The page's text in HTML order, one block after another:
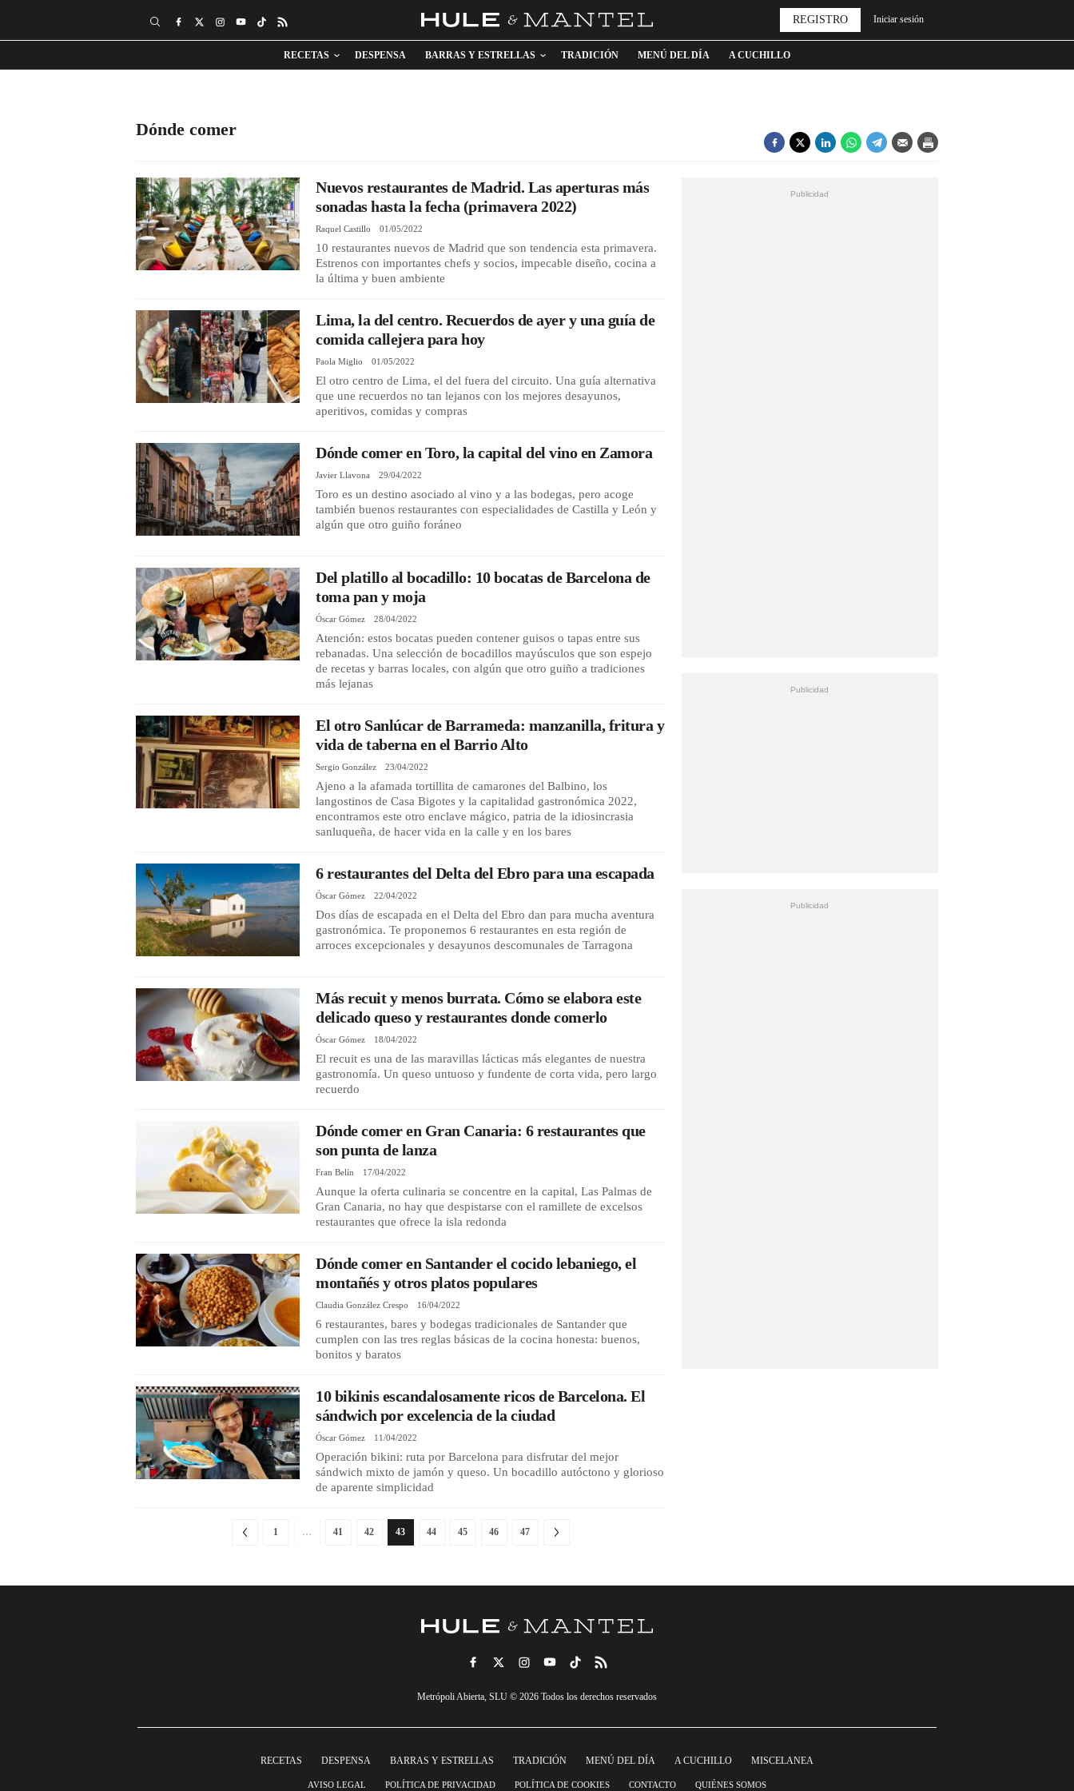
RECETAS DESPENSA BARRAS Y ESTRELLAS TRADICIÓN MENÚ DEL DÍA A CUCHILLO
REGISTRO Iniciar sesión
Dónde comer
Nuevos restaurantes de Madrid. Las aperturas más
sonadas hasta la fecha (primavera 2022)
Raquel Castillo 01/05/2022
10 restaurantes nuevos de Madrid que son tendencia esta primavera.
Estrenos con importantes chefs y socios, impecable diseño, cocina a
la última y buen ambiente
Lima, la del centro. Recuerdos de ayer y una guía de
comida callejera para hoy
Paola Miglio 01/05/2022
El otro centro de Lima, el del fuera del circuito. Una guía alternativa
que une recuerdos no tan lejanos con los mejores desayunos,
aperitivos, comidas y compras
Dónde comer en Toro, la capital del vino en Zamora
Javier Llavona 29/04/2022
Toro es un destino asociado al vino y a las bodegas, pero acoge
también buenos restaurantes con especialidades de Castilla y León y
algún que otro guiño foráneo
Del platillo al bocadillo: 10 bocatas de Barcelona de
toma pan y moja
Óscar Gómez 28/04/2022
Atención: estos bocatas pueden contener guisos o tapas entre sus
rebanadas. Una selección de bocadillos mayúsculos que son espejo
de recetas y barras locales, con algún que otro guiño a tradiciones
más lejanas
El otro Sanlúcar de Barrameda: manzanilla, fritura y
vida de taberna en el Barrio Alto
Sergio González 23/04/2022
Ajeno a la afamada tortillita de camarones del Balbino, los
langostinos de Casa Bigotes y la capitalidad gastronómica 2022,
encontramos este otro enclave mágico, patria de la idiosincrasia
sanluqueña, de hacer vida en la calle y en los bares
6 restaurantes del Delta del Ebro para una escapada
Óscar Gómez 22/04/2022
Dos días de escapada en el Delta del Ebro dan para mucha aventura
gastronómica. Te proponemos 6 restaurantes en esta región de
arroces excepcionales y desayunos descomunales de Tarragona
Más recuit y menos burrata. Cómo se elabora este
delicado queso y restaurantes donde comerlo
Óscar Gómez 18/04/2022
El recuit es una de las maravillas lácticas más elegantes de nuestra
gastronomía. Un queso untuoso y fundente de corta vida, pero largo
recuerdo
Dónde comer en Gran Canaria: 6 restaurantes que
son punta de lanza
Fran Belín 17/04/2022
Aunque la oferta culinaria se concentre en la capital, Las Palmas de
Gran Canaria, no hay que despistarse con el ramillete de excelsos
restaurantes que ofrece la isla redonda
Dónde comer en Santander el cocido lebaniego, el
montañés y otros platos populares
Claudia González Crespo 16/04/2022
6 restaurantes, bares y bodegas tradicionales de Santander que
cumplen con las tres reglas básicas de la cocina honesta: buenos,
bonitos y baratos
10 bikinis escandalosamente ricos de Barcelona. El
sándwich por excelencia de la ciudad
Óscar Gómez 11/04/2022
Operación bikini: ruta por Barcelona para disfrutar del mejor
sándwich mixto de jamón y queso. Un bocadillo autóctono y glorioso
de aparente simplicidad
1 … 41 42 43 44 45 46 47
Metrópoli Abierta, SLU © 2026 Todos los derechos reservados
RECETAS DESPENSA BARRAS Y ESTRELLAS TRADICIÓN MENÚ DEL DÍA A CUCHILLO MISCELANEA
AVISO LEGAL POLÍTICA DE PRIVACIDAD POLÍTICA DE COOKIES CONTACTO QUIÉNES SOMOS